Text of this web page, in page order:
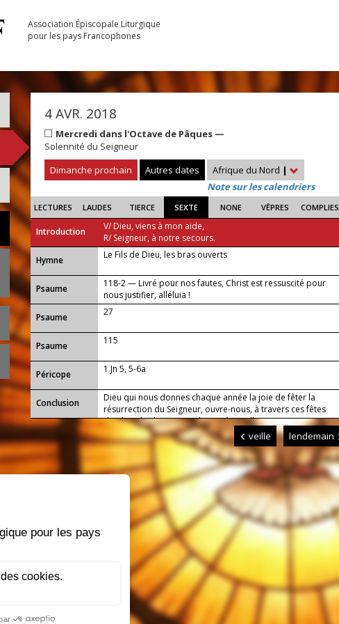
Association Épiscopale Liturgique
pour les pays Francophones
4 AVR. 2018
Mercredi dans l'Octave de Pâques —
Solennité du Seigneur
Dimanche prochain
Autres dates Afrique du Nord |
Note sur les calendriers
LECTURES LAUDES TIERCE SEXTE NONE VÊPRES COMPLIES
Introduction
V/ Dieu, viens à mon aide,
R/ Seigneur, à notre secours.
...
Hymne Le Fils de Dieu, les bras ouverts
Psaume
118-2 — Livré pour nos fautes, Christ est ressuscité pour
nous justifier, alléluia !
Psaume
27
Psaume 115
Péricope 1 Jn 5, 5-6a
Conclusion
Dieu qui nous donnes chaque année la joie de fêter la
résurrection du Seigneur, ouvre-nous, à travers ces fêtes
d’ici-bas, le chemin vers la joie éternelle.
veille lendemain